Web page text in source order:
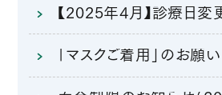
【2025年4月】診療日変
「マスクご着用」のお願い